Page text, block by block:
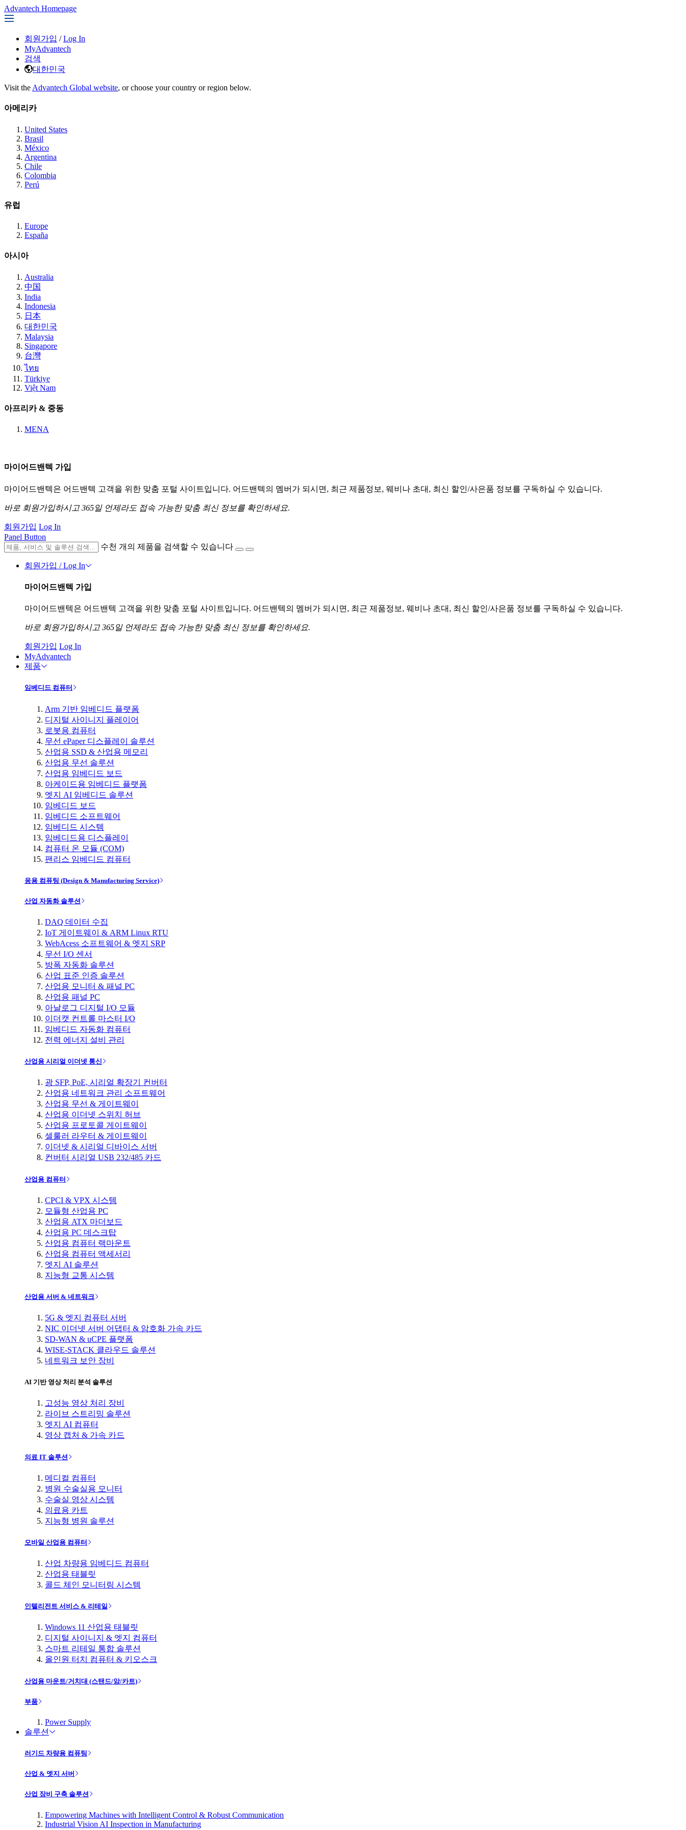
Advantech Homepage
회원가입 / Log In
MyAdvantech
검색
대한민국
Visit the Advantech Global website, or choose your country or region below.
아메리카
United States
Brasil
México
Argentina
Chile
Colombia
Perú
유럽
Europe
España
아시아
Australia
中国
India
Indonesia
日本
대한민국
Malaysia
Singapore
台灣
ไทย
Türkiye
Việt Nam
아프리카 & 중동
MENA
마이어드밴텍 가입
마이어드밴텍은 어드밴텍 고객을 위한 맞춤 포털 사이트입니다. 어드밴텍의 멤버가 되시면, 최근 제품정보, 웨비나 초대, 최신 할인/사은품 정보를 구독하실 수 있습니다.
바로 회원가입하시고 365일 언제라도 접속 가능한 맞춤 최신 정보를 확인하세요.
회원가입 Log In
Panel Button
수천 개의 제품을 검색할 수 있습니다
회원가입 / Log In
마이어드밴텍 가입
마이어드밴텍은 어드밴텍 고객을 위한 맞춤 포털 사이트입니다. 어드밴텍의 멤버가 되시면, 최근 제품정보, 웨비나 초대, 최신 할인/사은품 정보를 구독하실 수 있습니다.
바로 회원가입하시고 365일 언제라도 접속 가능한 맞춤 최신 정보를 확인하세요.
회원가입 Log In
MyAdvantech
제품
임베디드 컴퓨터
Arm 기반 임베디드 플랫폼
디지털 사이니지 플레이어
로봇용 컴퓨터
무선 ePaper 디스플레이 솔루션
산업용 SSD & 산업용 메모리
산업용 무선 솔루션
산업용 임베디드 보드
아케이드용 임베디드 플랫폼
엣지 AI 임베디드 솔루션
임베디드 보드
임베디드 소프트웨어
임베디드 시스템
임베디드용 디스플레이
컴퓨터 온 모듈 (COM)
팬리스 임베디드 컴퓨터
응용 컴퓨팅 (Design & Manufacturing Service)
산업 자동화 솔루션
DAQ 데이터 수집
IoT 게이트웨이 & ARM Linux RTU
WebAcess 소프트웨어 & 엣지 SRP
무선 I/O 센서
방폭 자동화 솔루션
산업 표준 인증 솔루션
산업용 모니터 & 패널 PC
산업용 패널 PC
아날로그 디지털 I/O 모듈
이더캣 컨트롤 마스터 I/O
임베디드 자동화 컴퓨터
전력 에너지 설비 관리
산업용 시리얼 이더넷 통신
광 SFP, PoE, 시리얼 확장기 컨버터
산업용 네트워크 관리 소프트웨어
산업용 무선 & 게이트웨이
산업용 이더넷 스위치 허브
산업용 프로토콜 게이트웨이
셀룰러 라우터 & 게이트웨이
이더넷 & 시리얼 디바이스 서버
컨버터 시리얼 USB 232/485 카드
산업용 컴퓨터
CPCI & VPX 시스템
모듈형 산업용 PC
산업용 ATX 마더보드
산업용 PC 데스크탑
산업용 컴퓨터 랙마운트
산업용 컴퓨터 액세서리
엣지 AI 솔루션
지능형 교통 시스템
산업용 서버 & 네트워크
5G & 엣지 컴퓨터 서버
NIC 이더넷 서버 어댑터 & 암호화 가속 카드
SD-WAN & uCPE 플랫폼
WISE-STACK 클라우드 솔루션
네트워크 보안 장비
AI 기반 영상 처리 분석 솔루션
고성능 영상 처리 장비
라이브 스트리밍 솔루션
엣지 AI 컴퓨터
영상 캡처 & 가속 카드
의료 IT 솔루션
메디컬 컴퓨터
병원 수술실용 모니터
수술실 영상 시스템
의료용 카트
지능형 병원 솔루션
모바일 산업용 컴퓨터
산업 차량용 임베디드 컴퓨터
산업용 태블릿
콜드 체인 모니터링 시스템
인텔리전트 서비스 & 리테일
Windows 11 산업용 태블릿
디지털 사이니지 & 엣지 컴퓨터
스마트 리테일 통합 솔루션
올인원 터치 컴퓨터 & 키오스크
산업용 마운트/거치대 (스탠드/암/카트)
부품
Power Supply
솔루션
러기드 차량용 컴퓨팅
산업 & 엣지 서버
산업 장비 구축 솔루션
Empowering Machines with Intelligent Control & Robust Communication
Industrial Vision AI Inspection in Manufacturing